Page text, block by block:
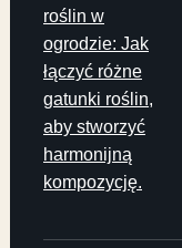
roślin w
ogrodzie: Jak
łączyć różne
gatunki roślin,
aby stworzyć
harmonijną
kompozycję.